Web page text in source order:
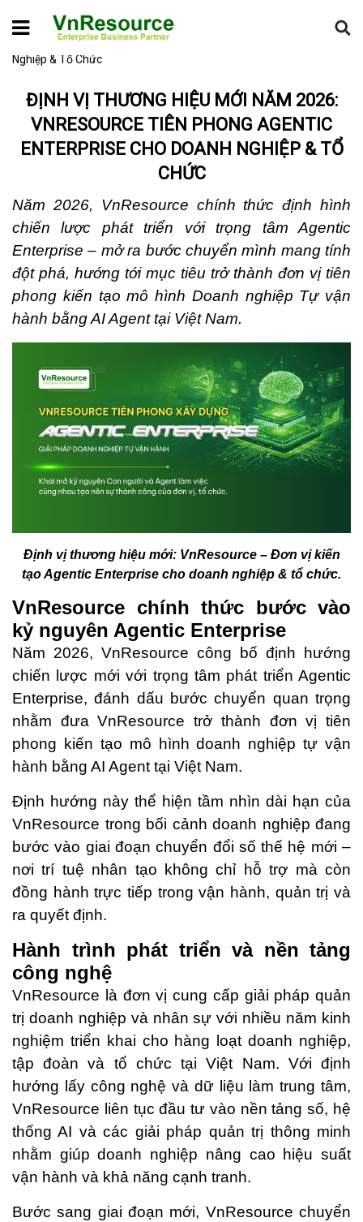
Home Hoạt động VnResource
Định Vị Thương Hiệu Mới Năm
2026: VnResource Tiên Phong Agentic Enterprise Cho Doanh
Nghiệp & Tổ Chức
ĐỊNH VỊ THƯƠNG HIỆU MỚI NĂM 2026:
VNRESOURCE TIÊN PHONG AGENTIC
ENTERPRISE CHO DOANH NGHIỆP & TỔ
CHỨC
Năm 2026, VnResource chính thức định hình
chiến lược phát triển với trọng tâm Agentic
Enterprise – mở ra bước chuyển mình mang tính
đột phá, hướng tới mục tiêu trở thành đơn vị tiên
phong kiến tạo mô hình Doanh nghiệp Tự vận
hành bằng AI Agent tại Việt Nam.
Định vị thương hiệu mới: VnResource – Đơn vị kiến
tạo Agentic Enterprise cho doanh nghiệp & tổ chức.
VnResource chính thức bước vào
kỷ nguyên Agentic Enterprise
Năm 2026, VnResource công bố định hướng
chiến lược mới với trọng tâm phát triển Agentic
Enterprise, đánh dấu bước chuyển quan trọng
nhằm đưa VnResource trở thành đơn vị tiên
phong kiến tạo mô hình doanh nghiệp tự vận
hành bằng AI Agent tại Việt Nam.
Định hướng này thể hiện tầm nhìn dài hạn của
VnResource trong bối cảnh doanh nghiệp đang
bước vào giai đoạn chuyển đổi số thế hệ mới –
nơi trí tuệ nhân tạo không chỉ hỗ trợ mà còn
đồng hành trực tiếp trong vận hành, quản trị và
ra quyết định.
Hành trình phát triển và nền tảng
công nghệ
VnResource là đơn vị cung cấp giải pháp quản
trị doanh nghiệp và nhân sự với nhiều năm kinh
nghiệm triển khai cho hàng loạt doanh nghiệp,
tập đoàn và tổ chức tại Việt Nam. Với định
hướng lấy công nghệ và dữ liệu làm trung tâm,
VnResource liên tục đầu tư vào nền tảng số, hệ
thống AI và các giải pháp quản trị thông minh
nhằm giúp doanh nghiệp nâng cao hiệu suất
vận hành và khả năng cạnh tranh.
Bước sang giai đoạn mới, VnResource chuyển